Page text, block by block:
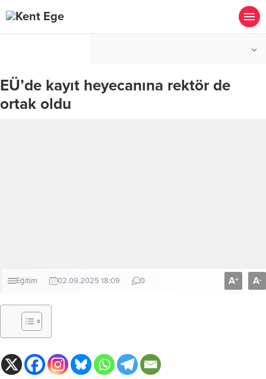
EÜ’de kayıt heyecanına rektör de
ortak oldu
Eğitim 02.09.2025 18:09 0 A+ A-